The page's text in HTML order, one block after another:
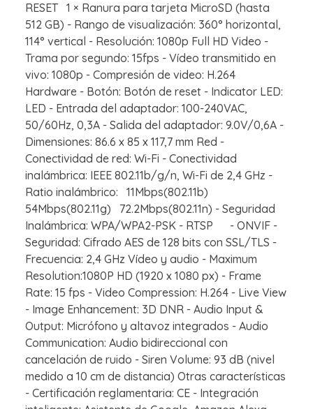
RESET 1 × Ranura para tarjeta MicroSD (hasta
512 GB) - Rango de visualización: 360° horizontal,
114° vertical - Resolución: 1080p Full HD Video -
Trama por segundo: 15fps - Vídeo transmitido en
vivo: 1080p - Compresión de video: H.264
Hardware - Botón: Botón de reset - Indicator LED:
LED - Entrada del adaptador: 100-240VAC,
50/60Hz, 0,3A - Salida del adaptador: 9.0V/0,6A -
Dimensiones: 86.6 x 85 x 117,7 mm Red -
Conectividad de red: Wi-Fi - Conectividad
inalámbrica: IEEE 802.11b/g/n, Wi-Fi de 2,4 GHz -
Ratio inalámbrico: 11Mbps(802.11b)
54Mbps(802.11g) 72.2Mbps(802.11n) - Seguridad
Inalámbrica: WPA/WPA2-PSK - RTSP - ONVIF -
Seguridad: Cifrado AES de 128 bits con SSL/TLS -
Frecuencia: 2,4 GHz Vídeo y audio - Maximum
Resolution:1080P HD (1920 x 1080 px) - Frame
Rate: 15 fps - Video Compression: H.264 - Live View
- Image Enhancement: 3D DNR - Audio Input &
Output: Micrófono y altavoz integrados - Audio
Communication: Audio bidireccional con
cancelación de ruido - Siren Volume: 93 dB (nivel
medido a 10 cm de distancia) Otras características
- Certificación reglamentaria: CE - Integración